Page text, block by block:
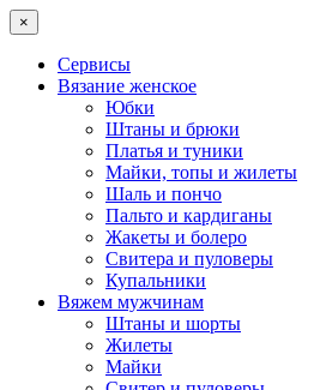
×
Сервисы
Вязание женское
Юбки
Штаны и брюки
Платья и туники
Майки, топы и жилеты
Шаль и пончо
Пальто и кардиганы
Жакеты и болеро
Свитера и пуловеры
Купальники
Вяжем мужчинам
Штаны и шорты
Жилеты
Майки